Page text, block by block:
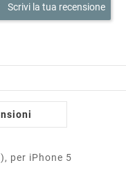
Scrivi la tua recensione
per iPhone 5